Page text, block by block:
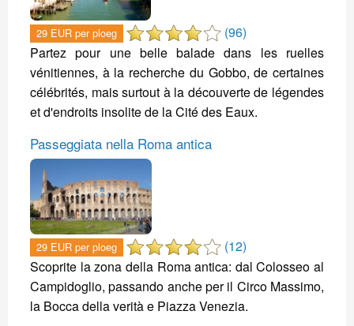
29 EUR per ploeg
(96)
Partez pour une belle balade dans les ruelles
vénitiennes, à la recherche du Gobbo, de certaines
célébrités, mais surtout à la découverte de légendes
et d'endroits insolite de la Cité des Eaux.
Passeggiata nella Roma antica
29 EUR per ploeg
(12)
Scoprite la zona della Roma antica: dal Colosseo al
Campidoglio, passando anche per il Circo Massimo,
la Bocca della verità e Piazza Venezia.